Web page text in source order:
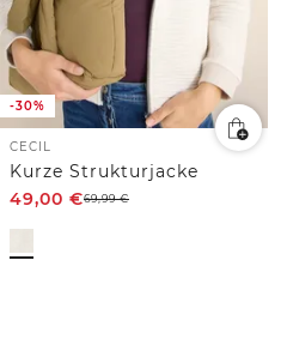
-30%
CECIL
Kurze Strukturjacke
49,00 €69,99€